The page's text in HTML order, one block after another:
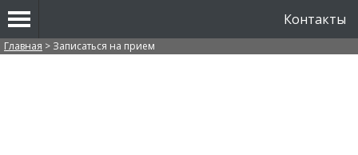
Контакты
Вы здесь
Главная > Записаться на прием